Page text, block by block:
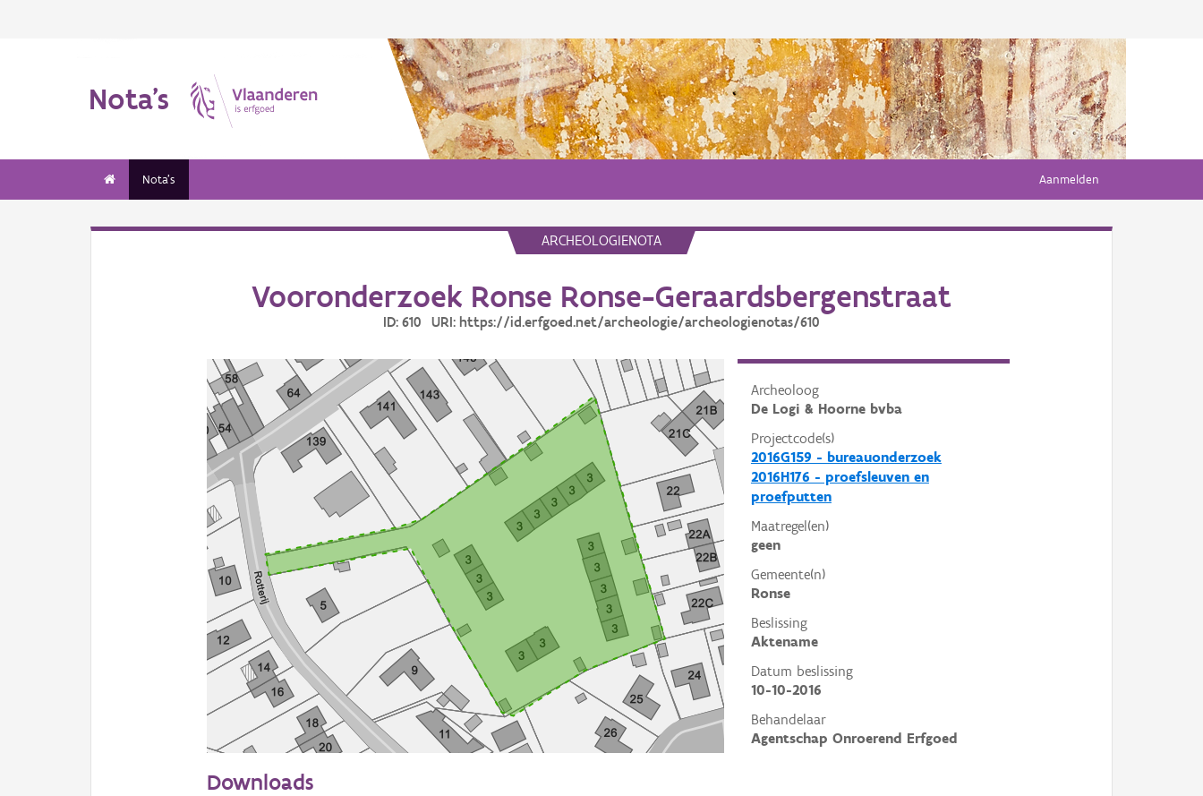
Nota's
Nota's Aanmelden
ARCHEOLOGIENOTA
Vooronderzoek Ronse Ronse-Geraardsbergenstraat
ID: 610 URI: https://id.erfgoed.net/archeologie/archeologienotas/610
Archeoloog
De Logi & Hoorne bvba
Projectcode(s)
2016G159 - bureauonderzoek
2016H176 - proefsleuven en
proefputten
Maatregel(en)
geen
Gemeente(n)
Ronse
Beslissing
Aktename
Datum beslissing
10-10-2016
Behandelaar
Agentschap Onroerend Erfgoed
Informatie Vlaanderen
Downloads